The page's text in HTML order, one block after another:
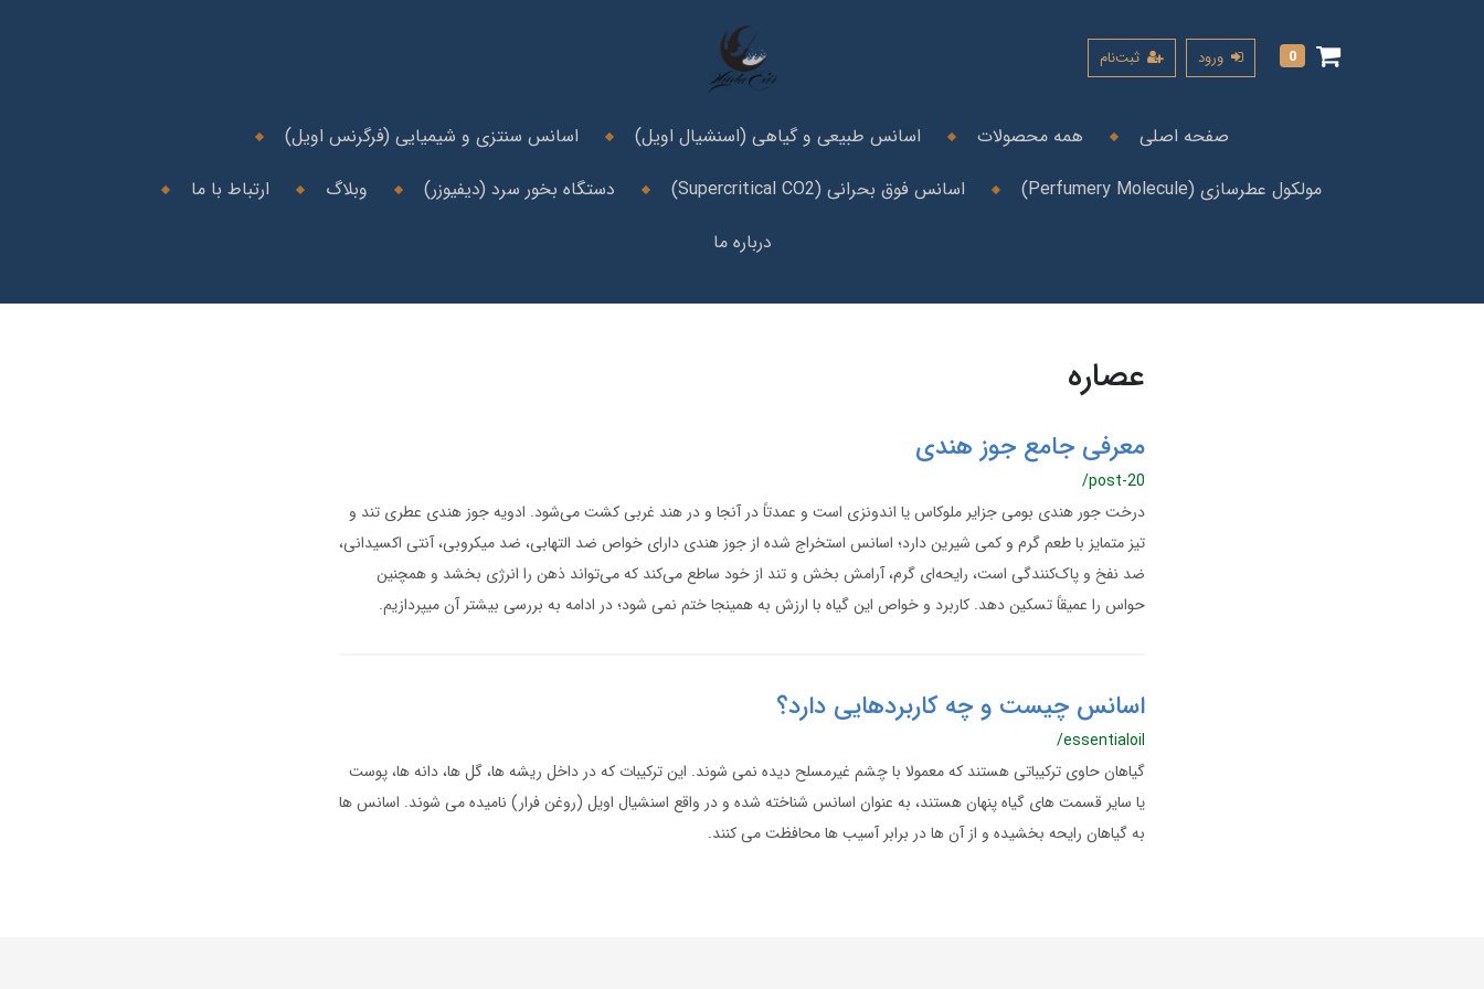
0 ورود ثبت‌نام
صفحه اصلی همه محصولات اسانس طبیعی و گیاهی (اسنشیال اویل)
اسانس سنتزی و شیمیایی (فرگرنس اویل)
مولکول عطرسازی (Perfumery Molecule)
اسانس فوق بحرانی (Supercritical CO2) دستگاه بخور سرد (دیفیوزر) وبلاگ
ارتباط با ما
درباره ما
عصاره
معرفی جامع جوز هندی
/post-20
درخت جور هندی بومی جزایر ملوکاس یا اندونزی است و عمدتاً در آنجا و در هند غربی کشت می‌شود. ادویه جوز هندی عطری تند و
تیز متمایز با طعم گرم و کمی شیرین دارد؛ اسانس استخراج شده از جوز هندی دارای خواص ضد التهابی، ضد میکروبی، آنتی‌ اکسیدانی،
ضد نفخ و پاک‌کنندگی‌ است، رایحه‌ای گرم، آرامش‌ بخش و تند از خود ساطع می‌کند که می‌تواند ذهن را انرژی بخشد و همچنین
حواس را عمیقاً تسکین دهد. کاربرد و خواص این گیاه با ارزش به همینجا ختم نمی شود؛ در ادامه به بررسی بیشتر آن میپردازیم.
اسانس چیست و چه کاربردهایی دارد؟
/essentialoil
گیاهان حاوی ترکیباتی هستند که معمولا با چشم غیرمسلح دیده نمی شوند. این ترکیبات که در داخل ریشه ها، گل ها، دانه ها، پوست
یا سایر قسمت های گیاه پنهان هستند، به عنوان اسانس شناخته شده و در واقع اسنشیال اویل (روغن فرار) نامیده می شوند. اسانس ها
به گیاهان رایحه بخشیده و از آن ها در برابر آسیب ها محافظت می کنند.